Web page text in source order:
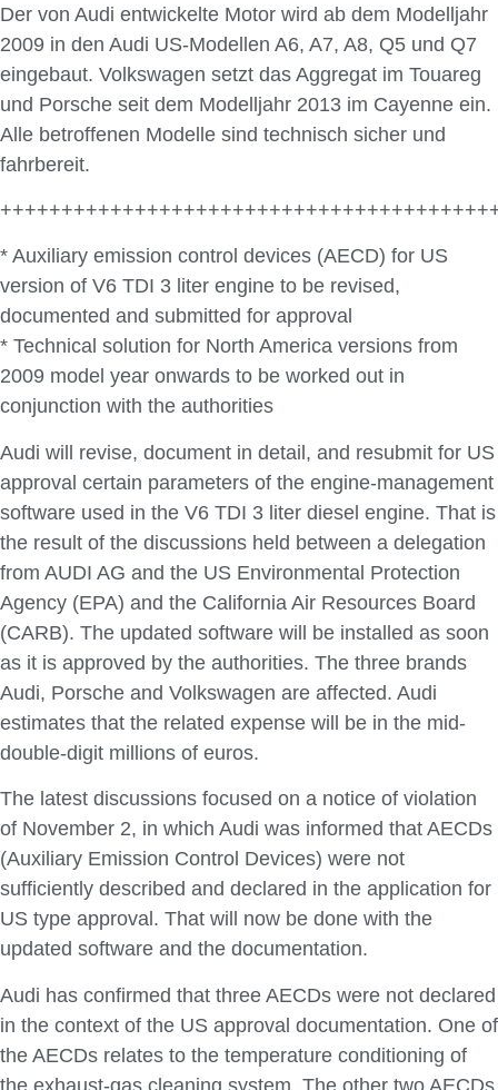
Der von Audi entwickelte Motor wird ab dem Modelljahr
2009 in den Audi US‑Modellen A6, A7, A8, Q5 und Q7
eingebaut. Volkswagen setzt das Aggregat im Touareg
und Porsche seit dem Modelljahr 2013 im Cayenne ein.
Alle betroffenen Modelle sind technisch sicher und
fahrbereit.
* Auxiliary emission control devices (AECD) for US
version of V6 TDI 3 liter engine to be revised,
documented and submitted for approval
* Technical solution for North America versions from
2009 model year onwards to be worked out in
conjunction with the authorities
Audi will revise, document in detail, and resubmit for US
approval certain parameters of the engine-management
software used in the V6 TDI 3 liter diesel engine. That is
the result of the discussions held between a delegation
from AUDI AG and the US Environmental Protection
Agency (EPA) and the California Air Resources Board
(CARB). The updated software will be installed as soon
as it is approved by the authorities. The three brands
Audi, Porsche and Volkswagen are affected. Audi
estimates that the related expense will be in the mid-
double-digit millions of euros.
The latest discussions focused on a notice of violation
of November 2, in which Audi was informed that AECDs
(Auxiliary Emission Control Devices) were not
sufficiently described and declared in the application for
US type approval. That will now be done with the
updated software and the documentation.
Audi has confirmed that three AECDs were not declared
in the context of the US approval documentation. One of
the AECDs relates to the temperature conditioning of
the exhaust‑gas cleaning system. The other two AECDs